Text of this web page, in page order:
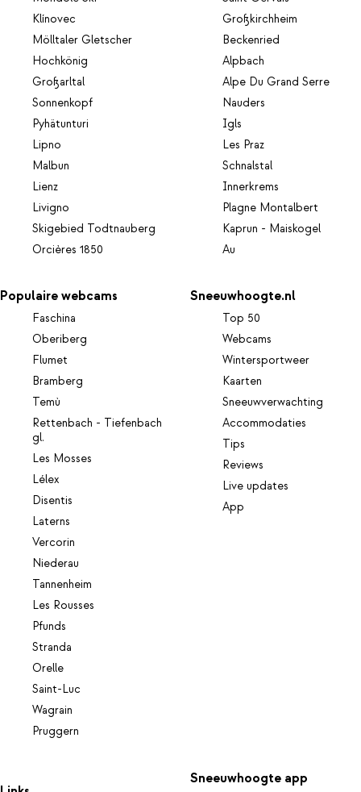
Klínovec
Mölltaler Gletscher
Hochkönig
Großarltal
Sonnenkopf
Pyhätunturi
Lipno
Malbun
Lienz
Livigno
Skigebied Todtnauberg
Orcières 1850
Großkirchheim
Beckenried
Alpbach
Alpe Du Grand Serre
Nauders
Igls
Les Praz
Schnalstal
Innerkrems
Plagne Montalbert
Kaprun - Maiskogel
Au
Populaire webcams
Faschina
Oberiberg
Flumet
Bramberg
Temù
Rettenbach - Tiefenbach
gl.
Les Mosses
Lélex
Disentis
Laterns
Vercorin
Niederau
Tannenheim
Les Rousses
Pfunds
Stranda
Orelle
Saint-Luc
Wagrain
Pruggern
Sneeuwhoogte.nl
Top 50
Webcams
Wintersportweer
Kaarten
Sneeuwverwachting
Accommodaties
Tips
Reviews
Live updates
App
Sneeuwhoogte app